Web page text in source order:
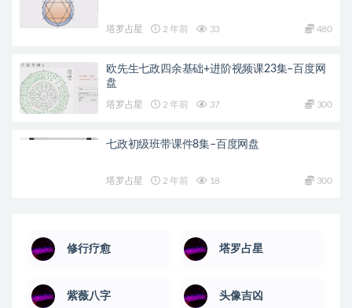
塔罗占星 2 年前 33 480
欧先生七政四余基础+进阶视频课23集–百度网
盘
塔罗占星 2 年前 37 300
七政初级班带课件8集–百度网盘
塔罗占星 2 年前 18 300
修行疗愈 塔罗占星
紫薇八字 头像吉凶